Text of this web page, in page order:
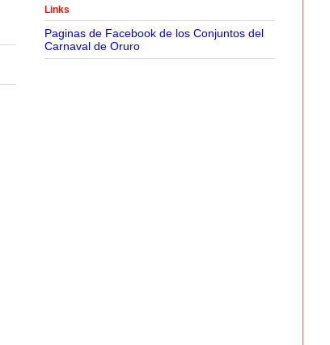
Links
Paginas de Facebook de los Conjuntos del
Carnaval de Oruro